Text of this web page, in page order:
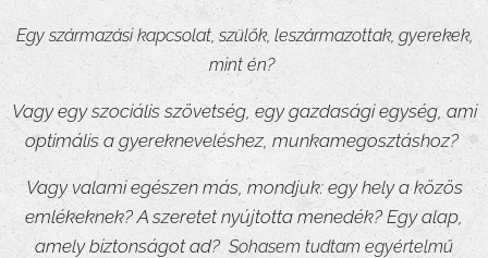
Egy származási kapcsolat, szülők, leszármazottak, gyerekek,
mint én?
Vagy egy szociális szövetség, egy gazdasági egység, ami
optimális a gyerekneveléshez, munkamegosztáshoz?
Vagy valami egészen más, mondjuk: egy hely a közös
emlékeknek? A szeretet nyújtotta menedék? Egy alap,
amely biztonságot ad? Sohasem tudtam egyértelmű